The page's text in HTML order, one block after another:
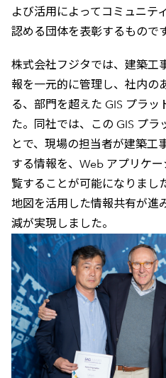
よび活用によってコミュニテ
認める団体を表彰するものです
株式会社フジタでは、建築工
報を一元的に管理し、社内の
る、部門を超えた GIS プラッ
た。同社では、この GIS プ
とで、現場の担当者が建築工
する情報を、Web アプリケ
覧することが可能になりまし
地図を活用した情報共有が進
減が実現しました。